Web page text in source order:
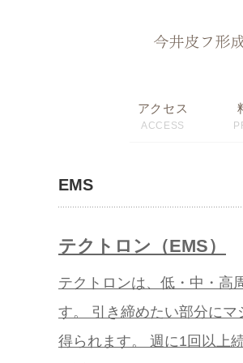
アクセス
ACCESS
EMS
テクトロン（EMS）
テクトロンは、低・中・高
す。 引き締めたい部分に
得られます。 週に1回以上